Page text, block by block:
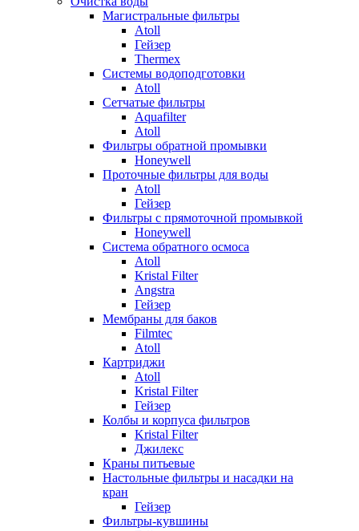
Магистральные фильтры
Atoll
Гейзер
Thermex
Системы водоподготовки
Atoll
Сетчатые фильтры
Aquafilter
Atoll
Фильтры обратной промывки
Honeywell
Проточные фильтры для воды
Atoll
Гейзер
Фильтры с прямоточной промывкой
Honeywell
Система обратного осмоса
Atoll
Kristal Filter
Angstra
Гейзер
Мембраны для баков
Filmtec
Atoll
Картриджи
Atoll
Kristal Filter
Гейзер
Колбы и корпуса фильтров
Kristal Filter
Джилекс
Краны питьевые
Настольные фильтры и насадки на
кран
Гейзер
Фильтры-кувшины